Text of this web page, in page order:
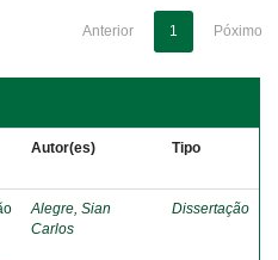
Anterior 1 Póximo
Autor(es) Tipo
Alegre, Sian
Carlos
Dissertação